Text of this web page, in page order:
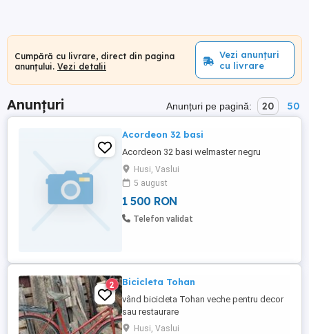
Cumpără cu livrare, direct din pagina
anunțului. Vezi detalii
Vezi anunțuri
cu livrare
Anunțuri Anunțuri pe pagină: 20 50
Acordeon 32 basi
Acordeon 32 basi welmaster negru
Husi, Vaslui
5 august
1 500 RON
Telefon validat
2 Bicicleta Tohan
vând bicicleta Tohan veche pentru decor
sau restaurare
Husi, Vaslui